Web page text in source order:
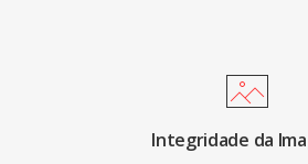
Integridade da